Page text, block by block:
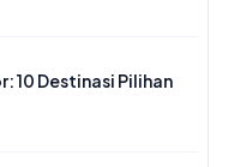
10 Destinasi Pilihan